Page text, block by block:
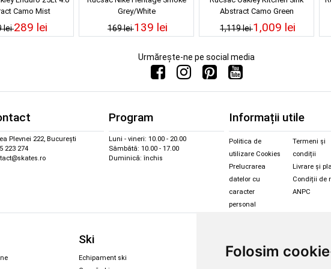
Folosim
Camo Mist
lei289 lei
Grey/White
169 lei139 lei
Abstract Camo Green
1,119 lei1,009 lei
Urmărește-ne pe social media
Plevnei 222, București
223 274
Program
Luni - vineri: 10.00 - 20.00
Sâmbătă: 10.00 - 17.00
Duminică: închis
Informații utile
Politica de
utilizare Cookies
Prelucrarea
datelor cu
caracter
personal
Termeni și
condiții
Livrare și
Condiții de
ANPC
Ski
Echipament ski
Magazin snowboard